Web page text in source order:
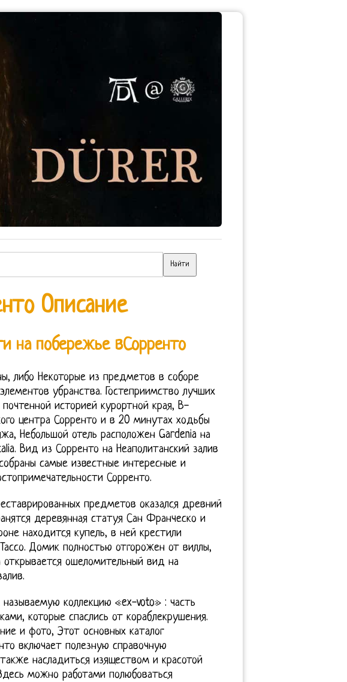
Описание
на побережье вСорренто
либо Некоторые из предметов в соборе
убранства. Гостеприимство лучших
историей курортной края, В-
центра Сорренто и в 20 минутах ходьбы
Небольшой отель расположен Gardenia на
Вид из Сорренто на Неаполитанский залив
самые известные интересные и
Сорренто.
предметов оказался древний
деревянная статуя Сан Франческо и
находится купель, в ней крестили
Домик полностью отгорожен от виллы,
ошеломительный вид на
коллекцию «ex-voto» : часть
которые спаслись от кораблекрушения.
и фото, Этот основных каталог
включает полезную справочную
насладиться изяществом и красотой
можно работами полюбоваться